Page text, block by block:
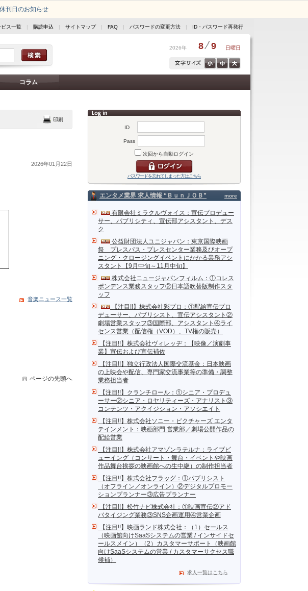
刊日のお知らせ
ビス一覧 | 購読申込 | サイトマップ| FAQ | パスワードの変更方法 | ID・パスワード再発行
2026年 8 9 日曜日
コラム
ID
Pass
次回から自動ログイン
パスワードを忘れてしまった方はこちら
more
エンタメ業界 求人情報 “ＢｕｎＪＯＢ”
有限会社ミラクルヴォイス：宣伝プロデュー
サー、パブリシティ、宣伝部アシスタント、デス
ク
公益財団法人ユニジャパン：東京国際映画
祭 プレスパス・プレスセンター業務及びオープ
ニング・クロージングイベントにかかる業務アシ
スタント【9月中旬～11月中旬】
株式会社ニュージャパンフィルム：①コレス
ポンデンス業務スタッフ②日本語吹替版制作スタ
ッフ
【注目!!】株式会社彩プロ：①配給宣伝プロ
デューサー、パブリシスト、宣伝アシスタント②
劇場営業スタッフ③国際部、アシスタント④ライ
センス営業（配信権（VOD）、TV権の販売）
【注目!!】株式会社ヴィレッヂ：【映像／演劇事
業】宣伝および宣伝補佐
【注目!!】独立行政法人国際交流基金：日本映画
の上映会や配信、専門家交流事業等の準備・調整
業務担当者
【注目!!】クランチロール：①シニア・プロデュ
ーサー②シニア・ロヤリティーズ・アナリスト③
コンテンツ・アクイジション・アソシエイト
【注目!!】株式会社ソニー・ピクチャーズ エンタ
テインメント：映画部門 営業部／劇場公開作品の
配給営業
【注目!!】株式会社アマゾンラテルナ：ライブビ
ューイング（コンサート・舞台・イベントや映画
作品舞台挨拶の映画館への生中継）の制作担当者
【注目!!】株式会社フラッグ：①パブリシスト
（オフライン／オンライン）②デジタルプロモー
ションプランナー③広告プランナー
【注目!!】松竹ナビ株式会社：①映画宣伝②アド
バタイジング業務③SNS企画運用④営業企画
【注目!!】映画ランド株式会社：（1）セールス
（映画館向けSaaSシステムの営業 / インサイドセ
ールスメイン）（2）カスタマーサポート（映画館
向けSaaSシステムの営業 / カスタマーサクセス職
候補）
求人一覧はこちら
2026年01月22日
音楽ニュース一覧
ページの先頭へ